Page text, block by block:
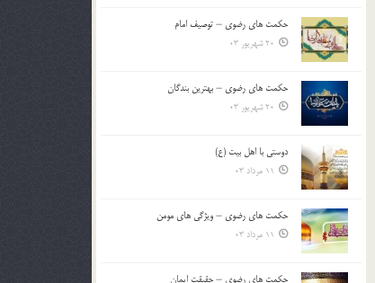
حکمت های رضوی – توصیف امام
20 شهریور 03
حکمت های رضوی – بهترین بندگان
20 شهریور 03
دوستی با اهل بیت (ع)
11 مرداد 03
حکمت های رضوی – ویژگی های مومن
11 مرداد 03
حکمت های رضوی – حقیقت ایمان